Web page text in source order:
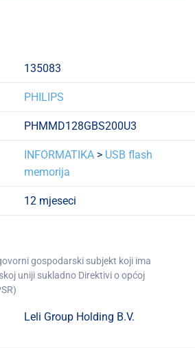
135083
PHILIPS
PHMMD128GBS200U3
INFORMATIKA> USB flash
memorija
12 mjeseci
gospodarski subjekt koji ima
uniji sukladno Direktivi o općoj
Leli Group Holding B.V.